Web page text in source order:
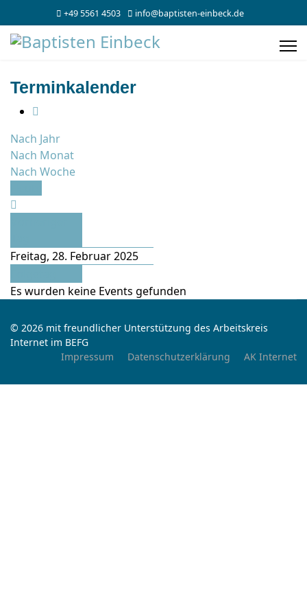
+49 5561 4503 info@baptisten-einbeck.de
Terminkalender
Nach Jahr
Nach Monat
Nach Woche
Freitag, 28. Februar 2025
Es wurden keine Events gefunden
© 2026 mit freundlicher Unterstützung des Arbeitskreis
Internet im BEFG
Impressum
Datenschutzerklärung AK Internet